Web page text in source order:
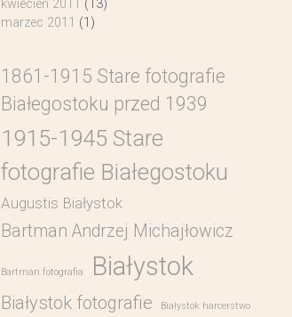
kwiecień 2011 (13)
marzec 2011 (1)
1861-1915 Stare fotografie
Białegostoku przed 1939
1915-1945 Stare
fotografie Białegostoku
Augustis Białystok
Bartman Andrzej Michajłowicz
Bartman fotografia Białystok
Białystok fotografie Białystok harcerstwo